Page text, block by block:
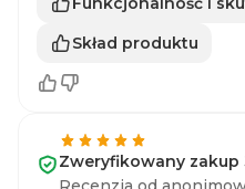
Skład produktu
Zweryfikowany